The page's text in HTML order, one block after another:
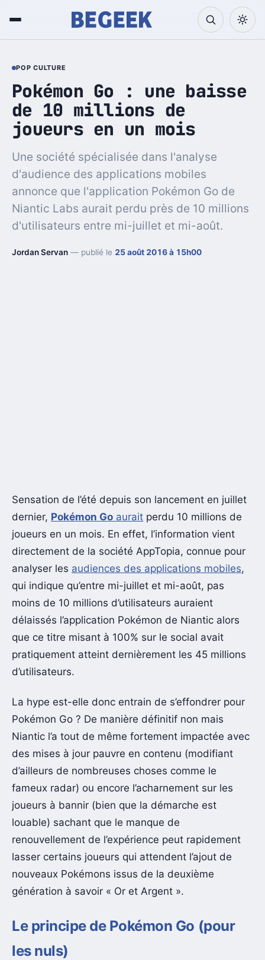
POP CULTURE
Pokémon Go : une baisse
de 10 millions de
joueurs en un mois
Une société spécialisée dans l'analyse
d'audience des applications mobiles
annonce que l'application Pokémon Go de
Niantic Labs aurait perdu près de 10 millions
d'utilisateurs entre mi-juillet et mi-août.
Jordan Servan — publié le 25 août 2016 à 15h00
Sensation de l’été depuis son lancement en juillet
dernier, Pokémon Go aurait perdu 10 millions de
joueurs en un mois. En effet, l’information vient
directement de la société AppTopia, connue pour
analyser les audiences des applications mobiles,
qui indique qu’entre mi-juillet et mi-août, pas
moins de 10 millions d’utilisateurs auraient
délaissés l’application Pokémon de Niantic alors
que ce titre misant à 100% sur le social avait
pratiquement atteint dernièrement les 45 millions
d’utilisateurs.
La hype est-elle donc entrain de s’effondrer pour
Pokémon Go ? De manière définitif non mais
Niantic l’a tout de même fortement impactée avec
des mises à jour pauvre en contenu (modifiant
d’ailleurs de nombreuses choses comme le
fameux radar) ou encore l’acharnement sur les
joueurs à bannir (bien que la démarche est
louable) sachant que le manque de
renouvellement de l’expérience peut rapidement
lasser certains joueurs qui attendent l’ajout de
nouveaux Pokémons issus de la deuxième
génération à savoir « Or et Argent ».
Le principe de Pokémon Go (pour
les nuls)